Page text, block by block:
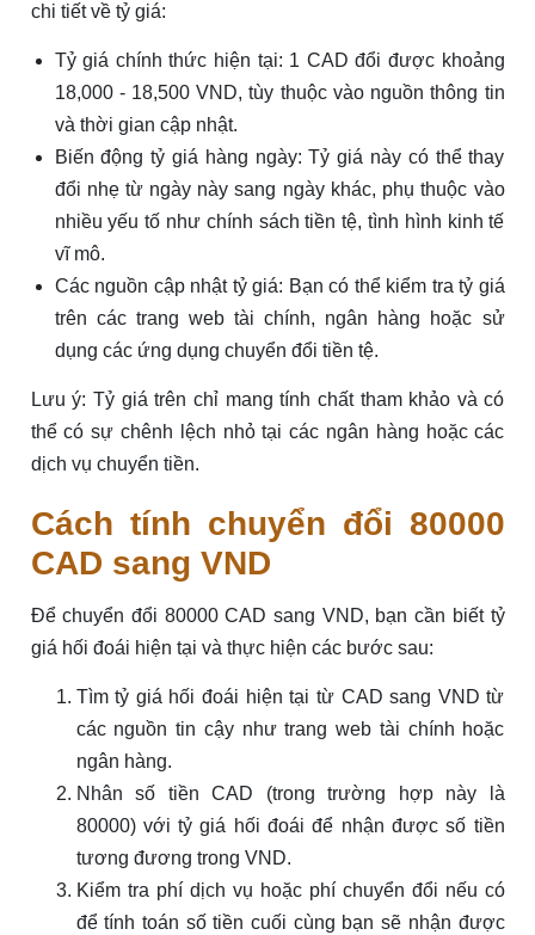
chi tiết về tỷ giá:
Tỷ giá chính thức hiện tại: 1 CAD đổi được khoảng
18,000 - 18,500 VND, tùy thuộc vào nguồn thông tin
và thời gian cập nhật.
Biến động tỷ giá hàng ngày: Tỷ giá này có thể thay
đổi nhẹ từ ngày này sang ngày khác, phụ thuộc vào
nhiều yếu tố như chính sách tiền tệ, tình hình kinh tế
vĩ mô.
Các nguồn cập nhật tỷ giá: Bạn có thể kiểm tra tỷ giá
trên các trang web tài chính, ngân hàng hoặc sử
dụng các ứng dụng chuyển đổi tiền tệ.
Lưu ý: Tỷ giá trên chỉ mang tính chất tham khảo và có
thể có sự chênh lệch nhỏ tại các ngân hàng hoặc các
dịch vụ chuyển tiền.
Cách tính chuyển đổi 80000
CAD sang VND
Để chuyển đổi 80000 CAD sang VND, bạn cần biết tỷ
giá hối đoái hiện tại và thực hiện các bước sau:
Tìm tỷ giá hối đoái hiện tại từ CAD sang VND từ
các nguồn tin cậy như trang web tài chính hoặc
ngân hàng.
Nhân số tiền CAD (trong trường hợp này là
80000) với tỷ giá hối đoái để nhận được số tiền
tương đương trong VND.
Kiểm tra phí dịch vụ hoặc phí chuyển đổi nếu có
để tính toán số tiền cuối cùng bạn sẽ nhận được